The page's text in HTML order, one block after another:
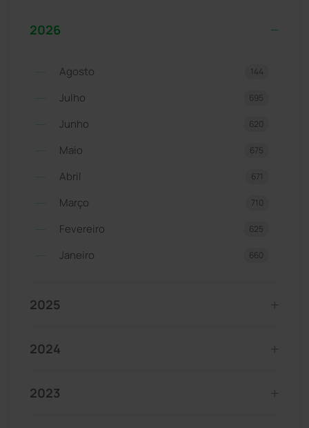
2026
Agosto 144
Julho 695
Junho 620
Maio 675
Abril 671
Março 710
Fevereiro 625
Janeiro 660
2025
2024
2023